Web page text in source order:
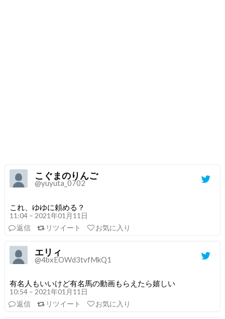
こぐまのりんご
@yuyuta_0702
これ、ゆゆに頼める？
11:04 – 2021年01月11日
返信
リツイート お気に入り
エリィ
@4bxEOWd3tvfMkQ1
有名人もいいけど有名馬の動画もらえたら嬉しい
10:54 – 2021年01月11日
返信
リツイート お気に入り